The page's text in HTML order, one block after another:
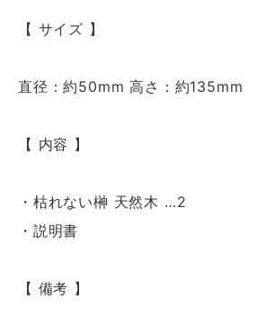
【 サイズ 】
直径：約50mm 高さ：約135mm
【 内容 】
・枯れない榊 天然木 …2
・説明書
【 備考 】